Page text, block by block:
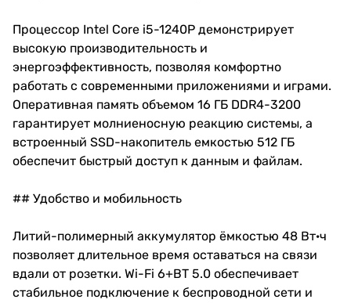
Процессор Intel Core i5-1240P демонстрирует
высокую производительность и
энергоэффективность, позволяя комфортно
работать с современными приложениями и играми.
Оперативная память объемом 16 ГБ DDR4-3200
гарантирует молниеносную реакцию системы, а
встроенный SSD-накопитель емкостью 512 ГБ
обеспечит быстрый доступ к данным и файлам.
## Удобство и мобильность
Литий-полимерный аккумулятор ёмкостью 48 Вт·ч
позволяет длительное время оставаться на связи
вдали от розетки. Wi-Fi 6+BT 5.0 обеспечивает
стабильное подключение к беспроводной сети и